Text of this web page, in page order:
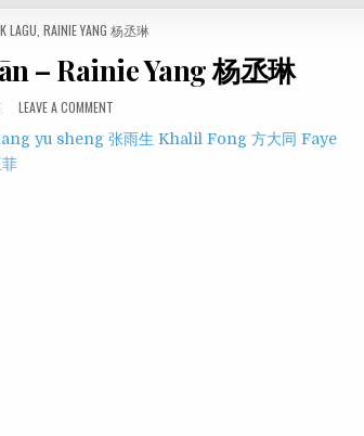
LAGU RAINIE YANG 杨丞琳
– Rainie Yang 杨丞琳
LEAVE A COMMENT